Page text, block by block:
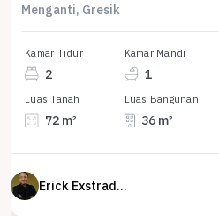
Menganti, Gresik
Kamar Tidur
2
Kamar Mandi
1
Luas Tanah
72 m²
Luas Bangunan
36 m²
Erick Exstrada Susanto